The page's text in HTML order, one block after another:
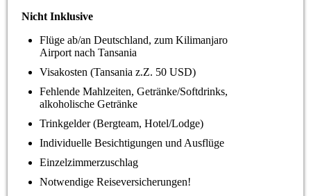
Nicht Inklusive
Flüge ab/an Deutschland, zum Kilimanjaro
Airport nach Tansania
Visakosten (Tansania z.Z. 50 USD)
Fehlende Mahlzeiten, Getränke/Softdrinks,
alkoholische Getränke
Trinkgelder (Bergteam, Hotel/Lodge)
Individuelle Besichtigungen und Ausflüge
Einzelzimmerzuschlag
Notwendige Reiseversicherungen!